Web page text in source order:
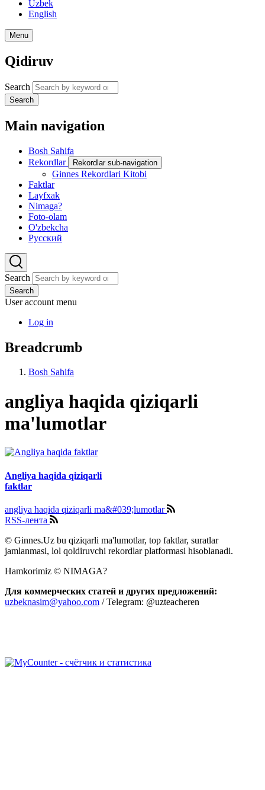
Uzbek
English
Menu
Qidiruv
Search
Search
Main navigation
Bosh Sahifa
Rekordlar
Rekordlar sub-navigation
Ginnes Rekordlari Kitobi
Faktlar
Layfxak
Nimaga?
Foto-olam
O'zbekcha
Русский
Search
Search
User account menu
Log in
Breadcrumb
Bosh Sahifa
angliya haqida qiziqarli
ma'lumotlar
Angliya haqida qiziqarli
faktlar
angliya haqida qiziqarli ma&#039;lumotlar
RSS-лента
© Ginnes.Uz bu qiziqarli ma'lumotlar, top faktlar, suratlar
jamlanmasi, lol qoldiruvchi rekordlar platformasi hisoblanadi.
Hamkorimiz © NIMAGA?
Для коммерческих статей и других предложений:
uzbeknasim@yahoo.com / Telegram: @uzteacheren